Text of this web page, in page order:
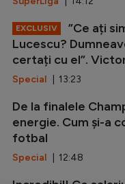
EXCLUSIV
”Ce ați
Lucescu?
certați cu el”.
Special | 13:23
De la finalele
energie. Cum și-a
fotbal
Special | 12:48